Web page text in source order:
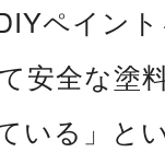
ペイン
安全な塗
いる」と